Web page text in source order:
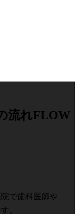
流れFLOW
で歯科医師や
。